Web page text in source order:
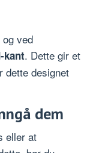
ved
kant. Dette gir et
dette designet
dem
eller at